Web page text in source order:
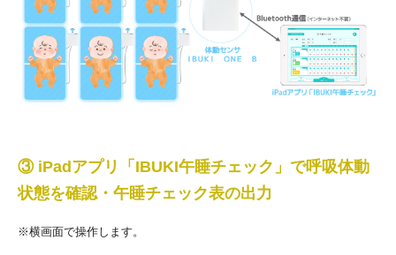
③ iPadアプリ「IBUKI午睡チェック」で呼吸体動
状態を確認・午睡チェック表の出力
※横画面で操作します。